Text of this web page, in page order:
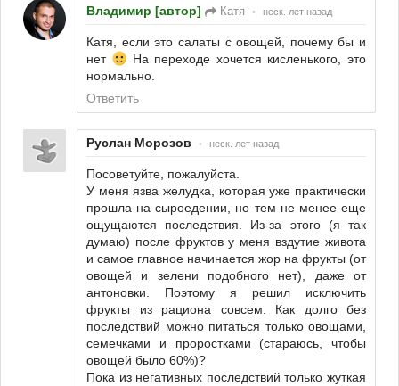
Владимир [автор] Катя • неск. лет назад
Катя, если это салаты с овощей, почему бы и
нет
На переходе хочется кисленького, это
нормально.
Ответить
Руслан Морозов • неск. лет назад
Посоветуйте, пожалуйста.
У меня язва желудка, которая уже практически
прошла на сыроедении, но тем не менее еще
ощущаются последствия. Из-за этого (я так
думаю) после фруктов у меня вздутие живота
и самое главное начинается жор на фрукты (от
овощей и зелени подобного нет), даже от
антоновки. Поэтому я решил исключить
фрукты из рациона совсем. Как долго без
последствий можно питаться только овощами,
семечками и проростками (стараюсь, чтобы
овощей было 60%)?
Пока из негативных последствий только жуткая